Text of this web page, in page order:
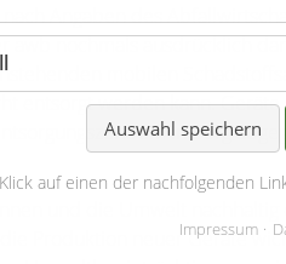
Angaben des
awb nochmals ausdrücklich
mobilen
entsorgt werden kann.
in Borg
und die Umwelt nachhaltig
Produktion neuer Geräte
Auswahl speichern
auf einen der nachfolgenden
Impressum